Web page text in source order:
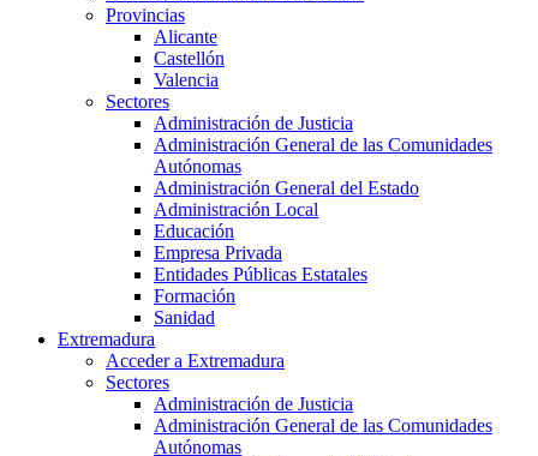
Provincias
Alicante
Castellón
Valencia
Sectores
Administración de Justicia
Administración General de las Comunidades
Autónomas
Administración General del Estado
Administración Local
Educación
Empresa Privada
Entidades Públicas Estatales
Formación
Sanidad
Extremadura
Acceder a Extremadura
Sectores
Administración de Justicia
Administración General de las Comunidades
Autónomas